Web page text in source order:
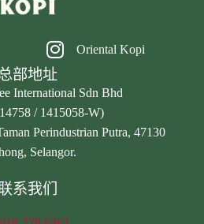
Oriental Kopi
部地址
International Sdn Bhd
/ 1415058-W)
Perindustrian Putra, 47130
Selangor.
系我们